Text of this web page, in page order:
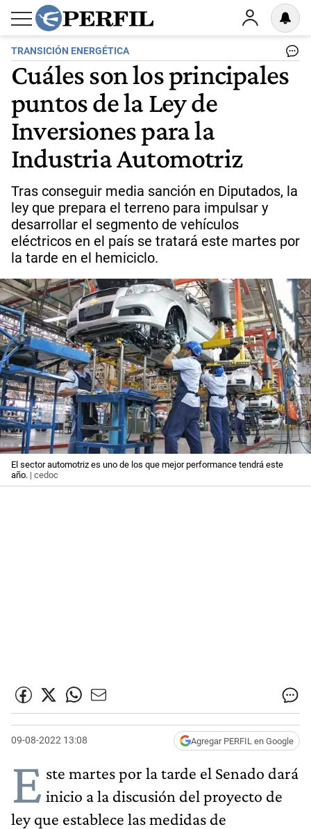
TRANSICIÓN ENERGÉTICA
Cuáles son los principales
puntos de la Ley de
Inversiones para la
Industria Automotriz
Tras conseguir media sanción en Diputados, la
ley que prepara el terreno para impulsar y
desarrollar el segmento de vehículos
eléctricos en el país se tratará este martes por
la tarde en el hemiciclo.
El sector automotriz es uno de los que mejor performance tendrá este
año. | cedoc
09-08-2022 13:08 Agregar PERFIL en Google
E ste martes por la tarde el Senado dará
inicio a la discusión del proyecto de
ley que establece las medidas de